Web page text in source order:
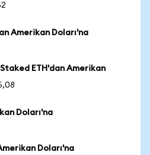
Amerikan Doları'na
ETH'dan Amerikan
Doları'na
Doları'na